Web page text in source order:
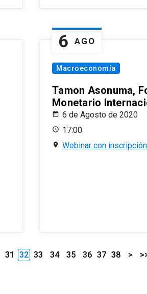
6 AGO
Macroeconomía
Tamon Asonuma,
Monetario
6 de Agosto de 2020
17:00
Webinar con inscripción
31 32 33 34 35 36 37 38 >